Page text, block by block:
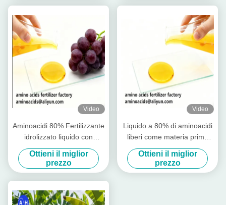
Video
Aminoacidi 80% Fertilizzante
idrolizzato liquido con
aminoacidi liberi ≥ 750 g/l
Azoto totale ≥ 12,0% e alta
solubilità per l'agricoltura
biologica
Ottieni il miglior
prezzo
Video
Liquido a 80% di aminoacidi
liberi come materia prima
per la produzione di
fertilizzanti idrosolubili
Ottieni il miglior
prezzo